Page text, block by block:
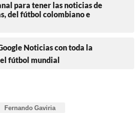
para tener las noticias de
del fútbol colombiano e
Noticias con toda la
fútbol mundial
Fernando Gaviria